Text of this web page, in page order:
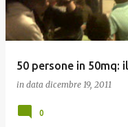
50 persone in 50mq:
in data dicembre 19, 2011
0